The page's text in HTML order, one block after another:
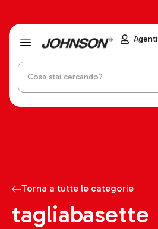
Agenti
Torna a tutte le categorie
tagliabasette